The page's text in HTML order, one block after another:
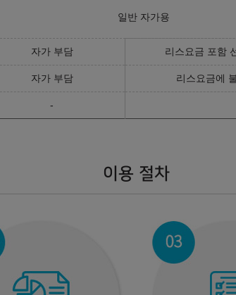
일반 자가용
자가 부담 리스요금 포함
자가 부담 리스요금에
-
이용 절차